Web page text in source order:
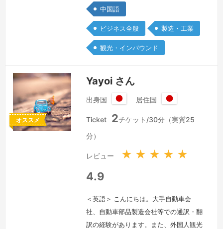
い、台湾に渡り、現地の貿易会社で英・
中・日の通訳として3年間勤務しまし
た。その際には、日本企業様と台湾メー
カー共同での商品開発会議通訳、東京ビ
ックサイトでの展示会通訳、その他ビジ
その後…
続きを見る »
中国語
ビジネス全般 製造・工業
観光・インバウンド
オススメ
Yayoi さん
出身国
本
居住国
本
Ticket 2チケット/30分（実質25
分）
レビュー ★ ★ ★ ★ ★
4.9
＜英語＞ こんにちは。大手自動車会
社、自動車部品製造会社等での通訳・翻
訳の経験があります。また、外国人観光